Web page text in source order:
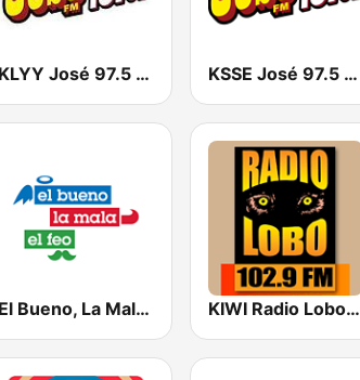
KLYY José 97.5 y 107.1 KSSE José 97.5 y 107.1
El Bueno, La Mala y El Feo KIWI Radio Lobo 102.9 FM